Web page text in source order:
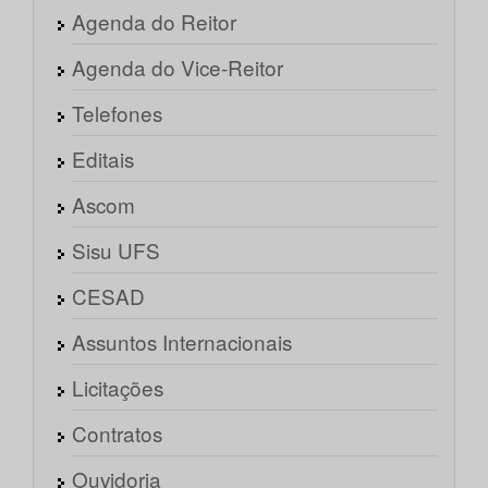
Agenda do Reitor
Agenda do Vice-Reitor
Telefones
Editais
Ascom
Sisu UFS
CESAD
Assuntos Internacionais
Licitações
Contratos
Ouvidoria